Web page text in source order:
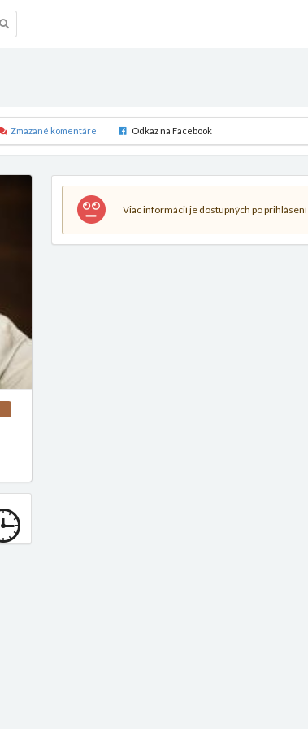
Zmazané komentáre Odkaz na Facebook
Viac informácií je dostupných po prihlásení